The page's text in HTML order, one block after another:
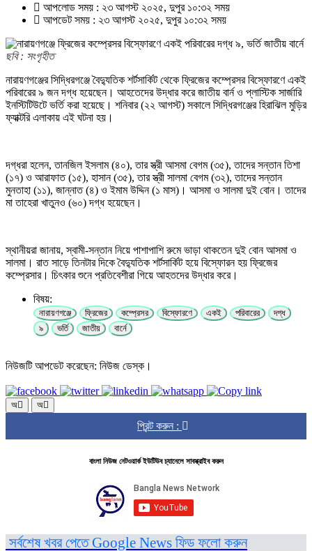
আপলোড সময় : ২৩ আগস্ট ২০২৫, দুপুর ১০:৩২ সময়
আপডেট সময় : ২৩ আগস্ট ২০২৫, দুপুর ১০:৩২ সময়
ছবি : সংগৃহীত
নারায়ণগঞ্জের সিদ্ধিরগঞ্জে বৈদ্যুতিক শর্টসার্কিট থেকে ফ্রিজের কম্প্রেসর বিস্ফোরণে একই
পরিবারের ৯ জন দগ্ধ হয়েছেন। আহতেদের উদ্ধার করে জাতীয় বার্ন ও প্লাস্টিক সার্জারি
ইনস্টিটিউটে ভর্তি করা হয়েছে। শনিবার (২২ আগস্ট) সকালে সিদ্ধিরগঞ্জের হিরাঝিল মুড়ির
ফ্যাক্টরি এলাকায় এই ঘটনা হয়।
দগ্ধরা হলেন, তানজিল ইসলাম (৪০), তার স্ত্রী আসমা বেগম (৩৫), তাদের সন্তান তিশা
(১৭) ও আরাফাত (১৫), হাসান (৩৫), তার স্ত্রী সালমা বেগম (৩২), তাদের সন্তান
মুনতাহা (১১), জান্নাত (৪) ও ইমাম উদ্দিন (১ মাস)। আসমা ও সালমা দুই বোন। তাদের
মা তাহেরা খাতুনও (৬০) দগ্ধ হয়েছেন।
স্থানীয়রা জানায়, স্বামী-সন্তান নিয়ে পাশাপাশি রুমে ভাড়া থাকতেন দুই বোন আসমা ও
সালমা। রাত সাড়ে তিনটার দিকে বৈদ্যুতিক শর্টসার্কিট হয়ে বিস্ফোরন হয় ফ্রিজের
কম্প্রেসার। চিৎকার শুনে প্রতিবেশীরা গিয়ে আহতদের উদ্ধার করে।
বিষয়:
নারায়ণগঞ্জে ফ্রিজের কম্প্রেসর বিস্ফোরণে একই পরিবারের
দগ্ধ
৯
ভর্তি জাতীয় বার্নে
নিউজটি আপডেট করেছেন: নিউজ ডেস্ক।
অ অ
প্রিন্ট করুন :
বাংলা নিউজ নেটওয়ার্ক ইউটিউব চ্যানেলে সাবস্ক্রাইব করুন
সর্বশেষ খবর পেতে Google News ফিড ফলো করুন